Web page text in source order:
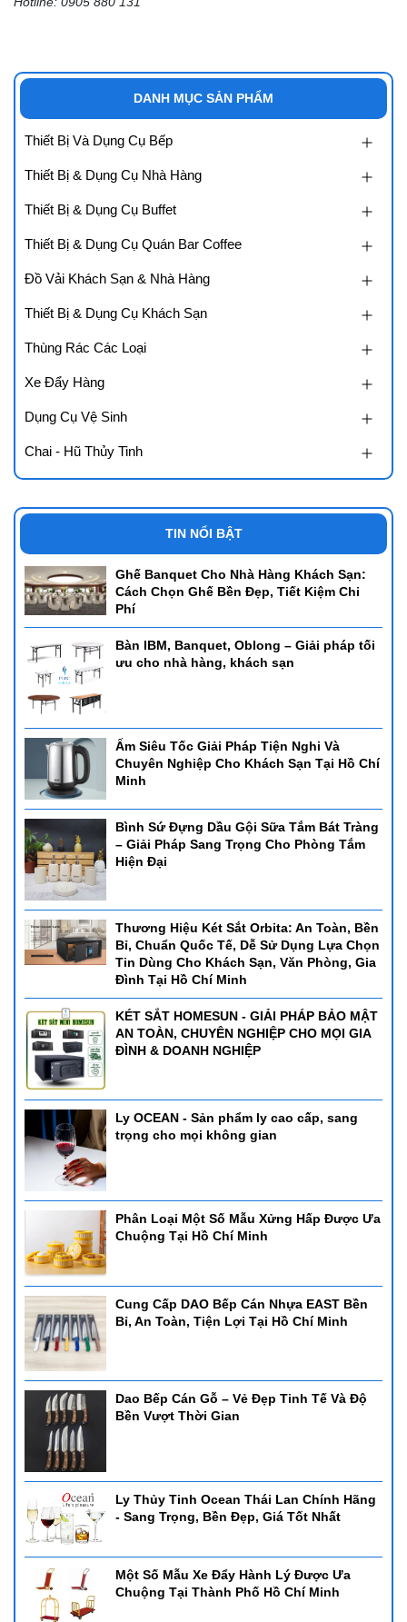
DANH MỤC SẢN PHẨM
Thiết Bị Và Dụng Cụ Bếp
Thiết Bị & Dụng Cụ Nhà Hàng
Thiết Bị & Dụng Cụ Buffet
Thiết Bị & Dụng Cụ Quán Bar Coffee
Đồ Vải Khách Sạn & Nhà Hàng
Thiết Bị & Dụng Cụ Khách Sạn
Thùng Rác Các Loại
Xe Đẩy Hàng
Dụng Cụ Vệ Sinh
Chai - Hũ Thủy Tinh
TIN NỔI BẬT
Ghế Banquet Cho Nhà Hàng Khách Sạn:
Cách Chọn Ghế Bền Đẹp, Tiết Kiệm Chi
Phí
Bàn IBM, Banquet, Oblong – Giải pháp tối
ưu cho nhà hàng, khách sạn
Ấm Siêu Tốc Giải Pháp Tiện Nghi Và
Chuyên Nghiệp Cho Khách Sạn Tại Hồ Chí
Minh
Bình Sứ Đựng Dầu Gội Sữa Tắm Bát Tràng
– Giải Pháp Sang Trọng Cho Phòng Tắm
Hiện Đại
Thương Hiệu Két Sắt Orbita: An Toàn, Bền
Bỉ, Chuẩn Quốc Tế, Dễ Sử Dụng Lựa Chọn
Tin Dùng Cho Khách Sạn, Văn Phòng, Gia
Đình Tại Hồ Chí Minh
KÉT SẮT HOMESUN - GIẢI PHÁP BẢO MẬT
AN TOÀN, CHUYÊN NGHIỆP CHO MỌI GIA
ĐÌNH & DOANH NGHIỆP
Ly OCEAN - Sản phẩm ly cao cấp, sang
trọng cho mọi không gian
Phân Loại Một Số Mẫu Xửng Hấp Được Ưa
Chuộng Tại Hồ Chí Minh
Cung Cấp DAO Bếp Cán Nhựa EAST Bền
Bỉ, An Toàn, Tiện Lợi Tại Hồ Chí Minh
Dao Bếp Cán Gỗ – Vẻ Đẹp Tinh Tế Và Độ
Bền Vượt Thời Gian
Ly Thủy Tinh Ocean Thái Lan Chính Hãng
- Sang Trọng, Bền Đẹp, Giá Tốt Nhất
Một Số Mẫu Xe Đẩy Hành Lý Được Ưa
Chuộng Tại Thành Phố Hồ Chí Minh